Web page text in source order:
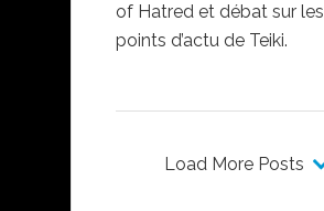
of Hatred et débat sur les
points d’actu de Teiki.
Load More Posts